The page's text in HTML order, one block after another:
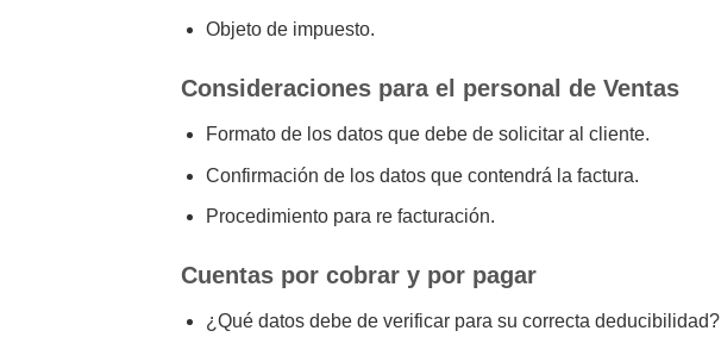
Objeto de impuesto.
Consideraciones para el personal de Ventas
Formato de los datos que debe de solicitar al cliente.
Confirmación de los datos que contendrá la factura.
Procedimiento para re facturación.
Cuentas por cobrar y por pagar
¿Qué datos debe de verificar para su correcta deducibilidad?